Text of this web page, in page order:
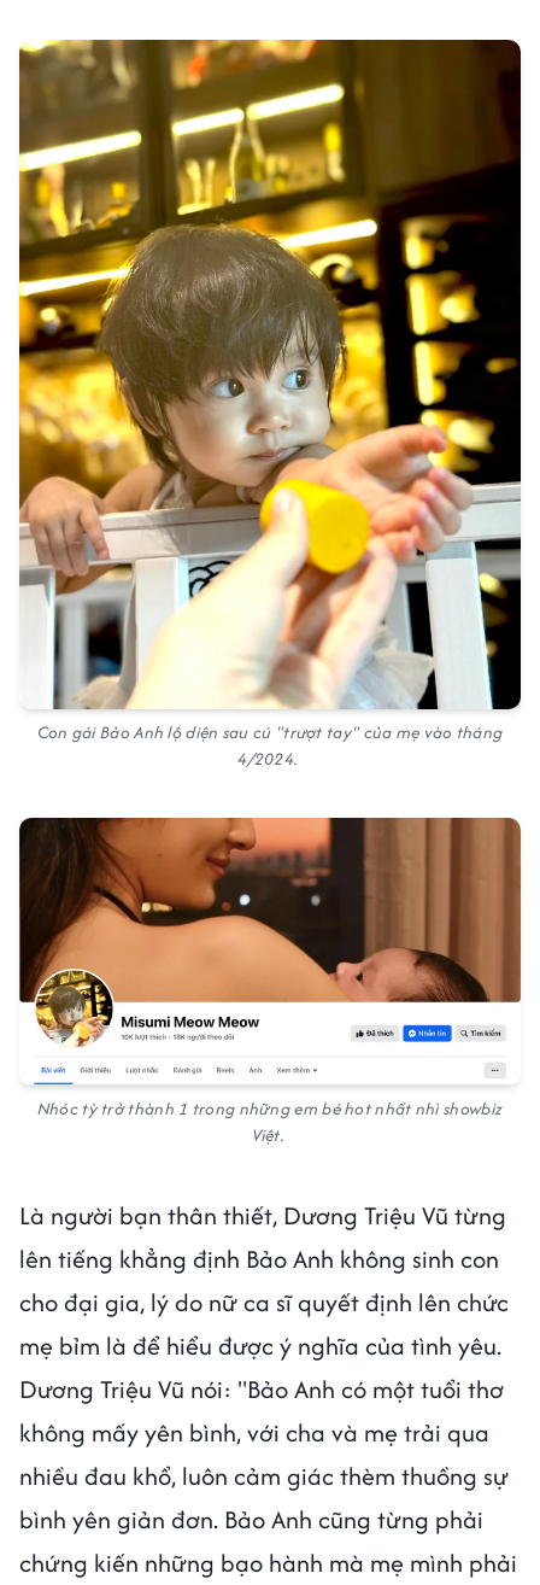
Con gái Bảo Anh lộ diện sau cú "trượt tay" của mẹ vào tháng
4/2024.
Nhóc tỳ trở thành 1 trong những em bé hot nhất nhì showbiz
Việt.
Là người bạn thân thiết, Dương Triệu Vũ từng
lên tiếng khẳng định Bảo Anh không sinh con
cho đại gia, lý do nữ ca sĩ quyết định lên chức
mẹ bỉm là để hiểu được ý nghĩa của tình yêu.
Dương Triệu Vũ nói: "Bảo Anh có một tuổi thơ
không mấy yên bình, với cha và mẹ trải qua
nhiều đau khổ, luôn cảm giác thèm thuồng sự
bình yên giản đơn. Bảo Anh cũng từng phải
chứng kiến những bạo hành mà mẹ mình phải